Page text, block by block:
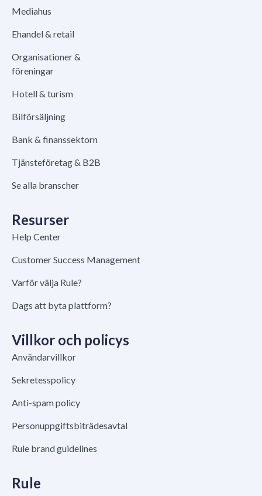
Mediahus
Ehandel & retail
Organisationer &
föreningar
Hotell & turism
Bilförsäljning
Bank & finanssektorn
Tjänsteföretag & B2B
Se alla branscher
Resurser
Help Center
Customer Success Management
Varför välja Rule?
Dags att byta plattform?
Villkor och policys
Användarvillkor
Sekretesspolicy
Anti-spam policy
Personuppgiftsbiträdesavtal
Rule brand guidelines
Rule